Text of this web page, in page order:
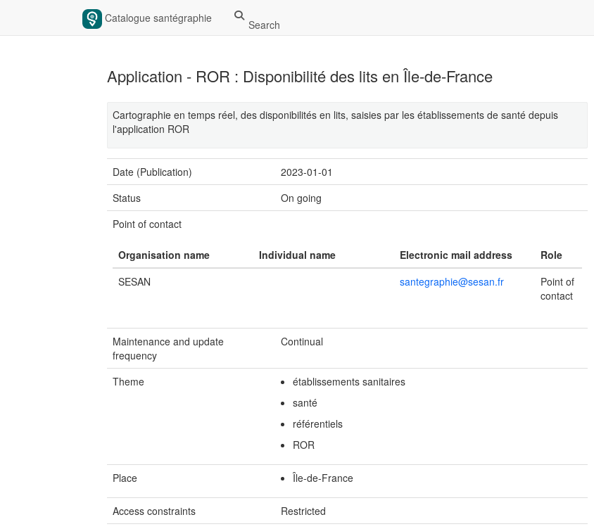
Catalogue santégraphie Search
Application - ROR : Disponibilité des lits en Île-de-France
Cartographie en temps réel, des disponibilités en lits, saisies par les établissements de santé depuis
l'application ROR
Date (Publication)
2023-01-01
Status
On going
Point of contact
Organisation name Individual name Electronic mail address
Role
SESAN
santegraphie@sesan.fr
Point of
contact
Maintenance and update
frequency
Continual
Theme
établissements sanitaires
santé
référentiels
ROR
Place Île-de-France
Access constraints
Restricted